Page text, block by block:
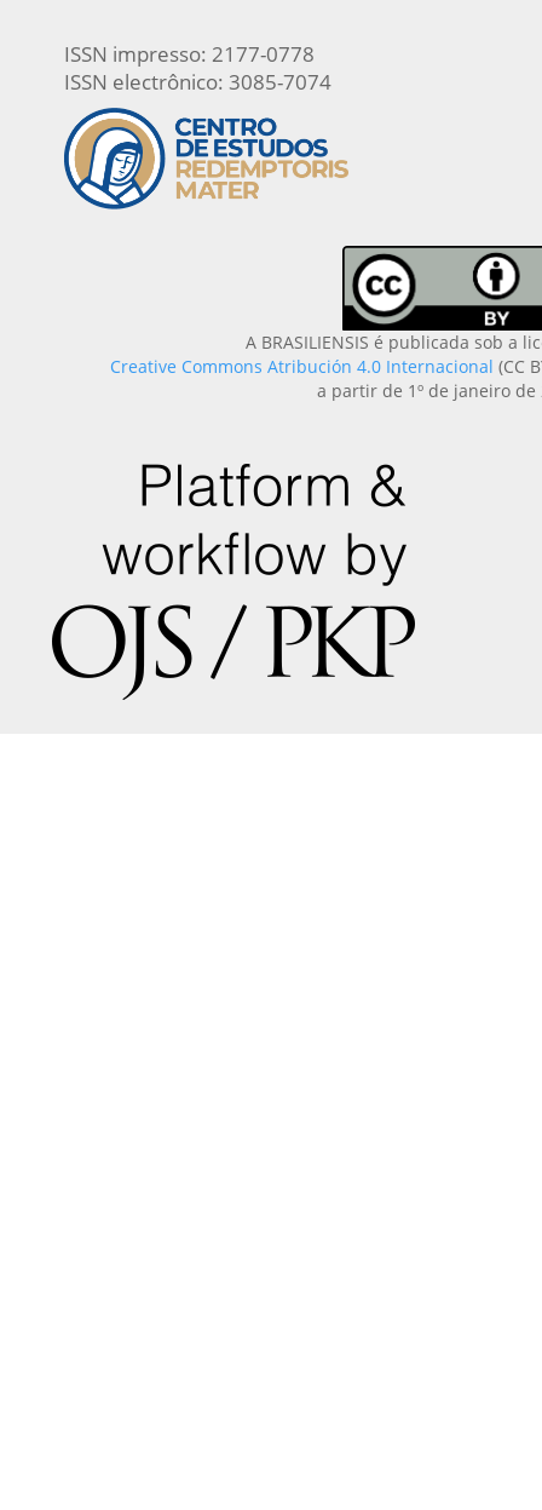
ISSN impresso: 2177-0778
ISSN electrônico: 3085-7074
A BRASILIENSIS é publicada sob a
Creative Commons Atribución 4.0 Internacional (CC
a partir de 1º de janeiro de